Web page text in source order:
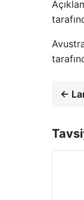
←